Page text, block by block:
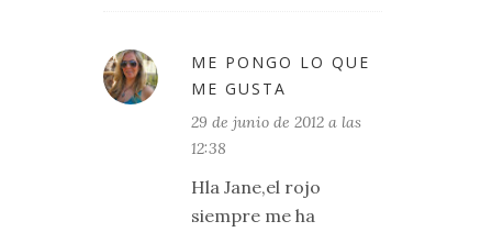
ME PONGO LO QUE
ME GUSTA
29 de junio de 2012 a las
12:38
Hla Jane,el rojo
siempre me ha